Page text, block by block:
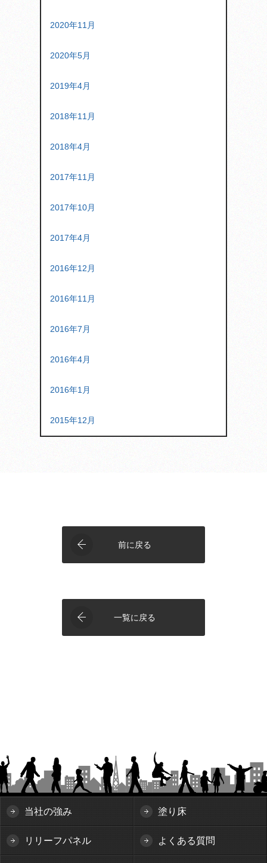
2020年11月
2020年5月
2019年4月
2018年11月
2018年4月
2017年11月
2017年10月
2017年4月
2016年12月
2016年11月
2016年7月
2016年4月
2016年1月
2015年12月
前に戻る
一覧に戻る
当社の強み 塗り床
リリーフパネル よくある質問